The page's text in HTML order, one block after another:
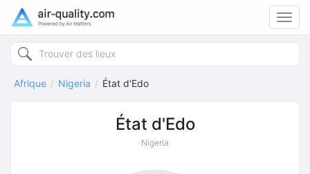
Afrique Nigeria État d'Edo
État d'Edo
Nigeria